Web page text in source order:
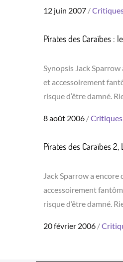
Posted
12 juin 2007
Pirates des Caraïbes :
Synopsis Jack Sparrow
et accessoirement
risque d’être damné.
Posted
8 août 2006 Critiques
Pirates des Caraïbes
Jack Sparrow a
accessoirement
risque d’être damné.
Posted
20 février 2006